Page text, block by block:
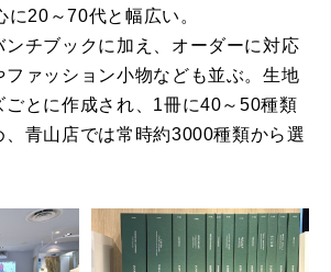
に20～70代と幅広い。
ンチブックに加え、オーダーに対応
ファッション小物なども並ぶ。生地
ごとに作成され、1冊に40～50種類
、青山店では常時約3000種類から選